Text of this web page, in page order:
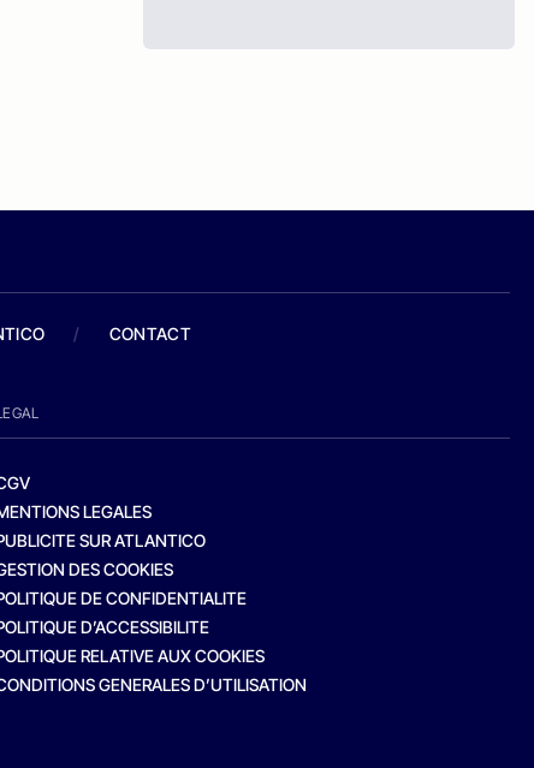
/ CONTACT
LEGALES
SUR ATLANTICO
DES COOKIES
DE CONFIDENTIALITE
D’ACCESSIBILITE
RELATIVE AUX COOKIES
GENERALES D’UTILISATION